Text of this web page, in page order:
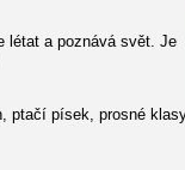
létat a poznává svět. Je
ptačí písek, prosné